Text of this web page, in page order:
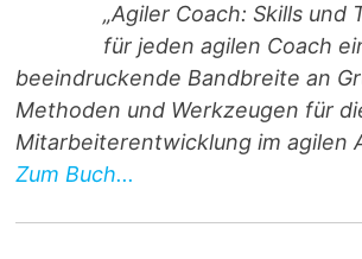
„Agiler Coach: Skills und
für jeden agilen Coach
beeindruckende Bandbreite an
Methoden und Werkzeugen für
Mitarbeiterentwicklung im agilen
Zum Buch...